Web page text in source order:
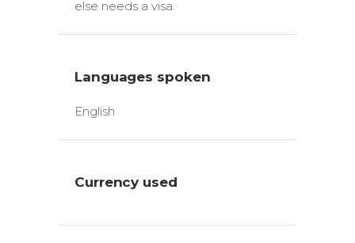
else needs a visa.
Languages spoken
English
Currency used